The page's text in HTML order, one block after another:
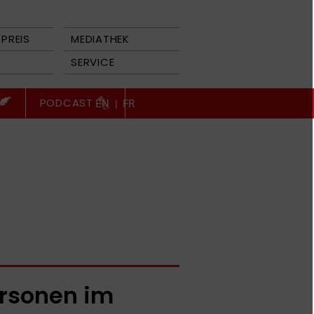
MEDIATHEK
SERVICE
PODCAST EN | FR
im